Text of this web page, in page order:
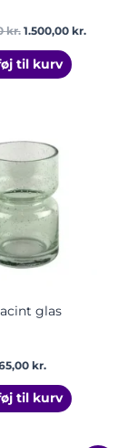
kr. 1.500,00 kr.
til kurv
glas
kr.
til kurv